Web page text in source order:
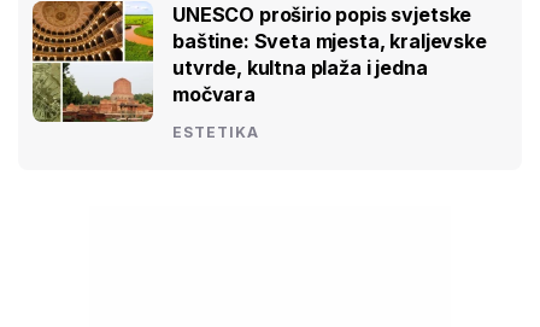
UNESCO proširio popis svjetske
baštine: Sveta mjesta, kraljevske
utvrde, kultna plaža i jedna
močvara
ESTETIKA